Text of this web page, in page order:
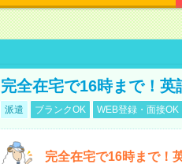
完全在宅で16時まで！
派遣 ブランクOK WEB登録・面接OK
完全在宅で16時まで！